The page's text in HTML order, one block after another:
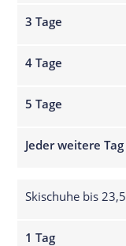
3 Tage
4 Tage
5 Tage
Jeder weitere Tag
1 Tag
Skischuhe bis 23,5